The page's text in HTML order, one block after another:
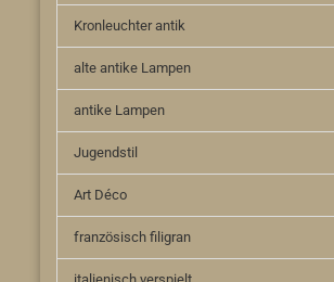
Kronleuchter antik
alte antike Lampen
antike Lampen
Jugendstil
Art Déco
französisch filigran